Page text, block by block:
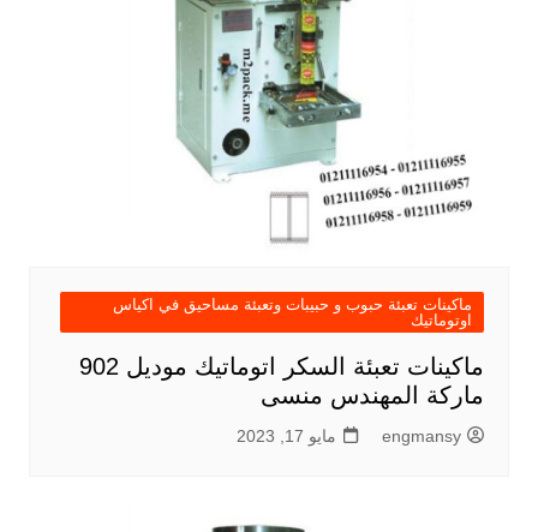
ماكينات تعبئة حبوب و حبيبات وتعبئة مساحيق في اكياس
اوتوماتيك
ماكينات تعبئة السكر اتوماتيك موديل 902
ماركة المهندس منسى
engmansy مايو 17, 2023